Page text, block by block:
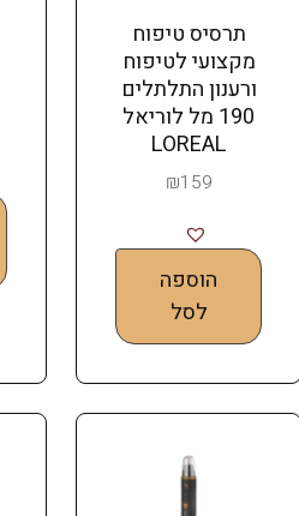
תרסיס טיפוח
מקצועי לטיפוח
ורענון התלתלים
190 מל לוריאל
LOREAL
₪159
הוספה
לסל